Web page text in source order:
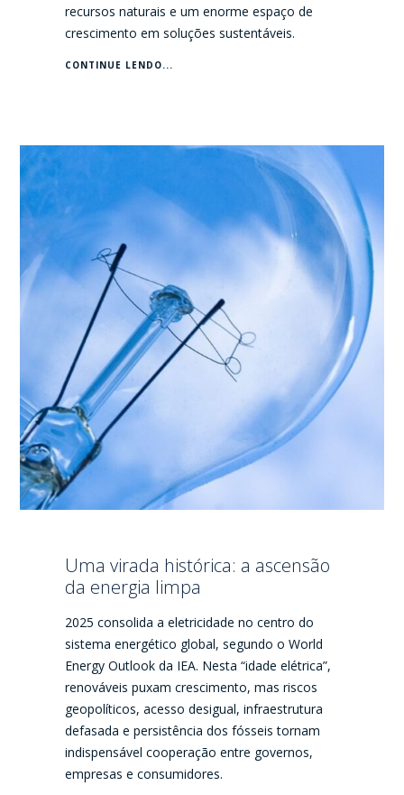
recursos naturais e um enorme espaço de
crescimento em soluções sustentáveis.
CONTINUE LENDO...
Uma virada histórica: a ascensão
da energia limpa
2025 consolida a eletricidade no centro do
sistema energético global, segundo o World
Energy Outlook da IEA. Nesta “idade elétrica”,
renováveis puxam crescimento, mas riscos
geopolíticos, acesso desigual, infraestrutura
defasada e persistência dos fósseis tornam
indispensável cooperação entre governos,
empresas e consumidores.